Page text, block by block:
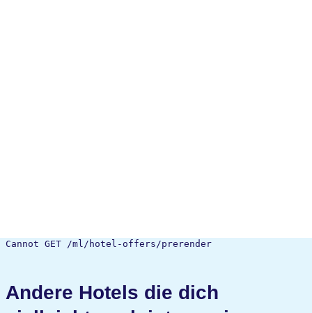
Cannot GET /ml/hotel-offers/prerender
Andere Hotels die dich